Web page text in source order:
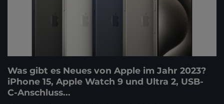
Was gibt es Neues von Apple im Jahr 2023?
iPhone 15, Apple Watch 9 und Ultra 2, USB-
C-Anschluss...